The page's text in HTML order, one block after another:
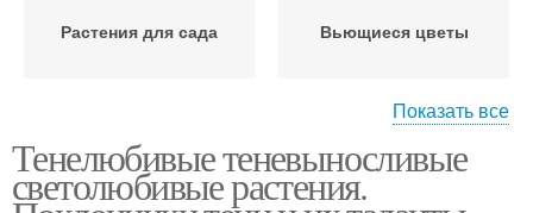
Растения для сада Вьющиеся цветы
Лианы для сада
Показать все
Тенелюбивые теневыносливые
светолюбивые растения.